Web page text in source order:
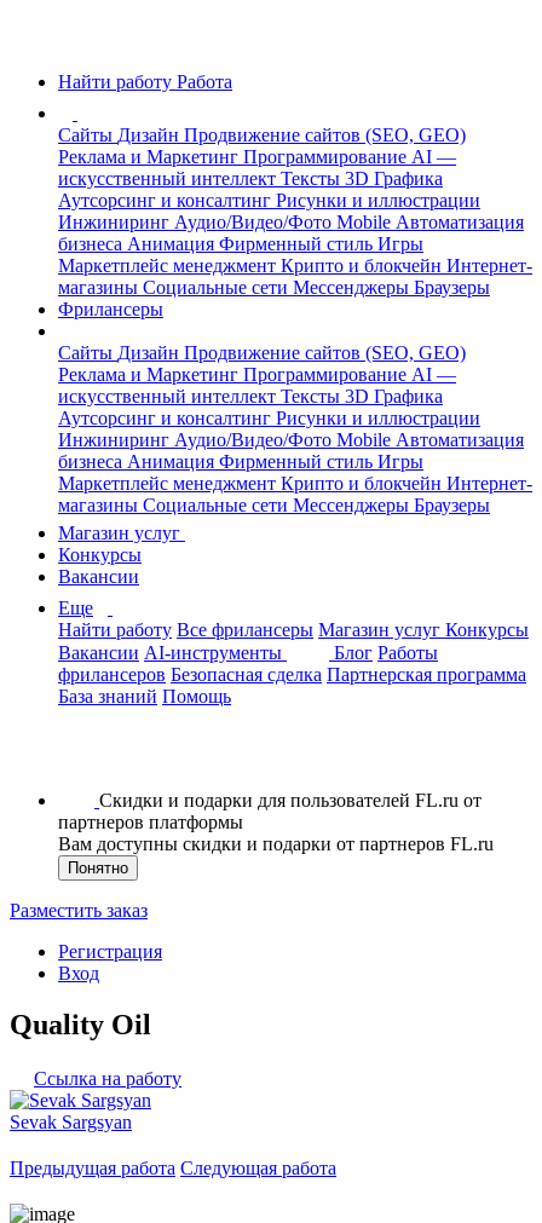
Найти работу Работа
Сайты Дизайн Продвижение сайтов (SEO, GEO)
Реклама и Маркетинг Программирование AI —
искусственный интеллект Тексты 3D Графика
Аутсорсинг и консалтинг Рисунки и иллюстрации
Инжиниринг Аудио/Видео/Фото Mobile Автоматизация
бизнеса Анимация Фирменный стиль Игры
Маркетплейс менеджмент Крипто и блокчейн Интернет-
магазины Социальные сети Мессенджеры Браузеры
Фрилансеры
Сайты Дизайн Продвижение сайтов (SEO, GEO)
Реклама и Маркетинг Программирование AI —
искусственный интеллект Тексты 3D Графика
Аутсорсинг и консалтинг Рисунки и иллюстрации
Инжиниринг Аудио/Видео/Фото Mobile Автоматизация
бизнеса Анимация Фирменный стиль Игры
Маркетплейс менеджмент Крипто и блокчейн Интернет-
магазины Социальные сети Мессенджеры Браузеры
Магазин услуг
Конкурсы
Вакансии
Еще
Найти работу Все фрилансеры Магазин услуг Конкурсы
Вакансии AI-инструменты Блог Работы
фрилансеров Безопасная сделка Партнерская программа
База знаний Помощь
Скидки и подарки для пользователей FL.ru от
партнеров платформы
Вам доступны скидки и подарки от партнеров FL.ru
Понятно
Разместить заказ
Регистрация
Вход
Quality Oil
Ссылка на работу
Sevak Sargsyan
Предыдущая работа Следующая работа